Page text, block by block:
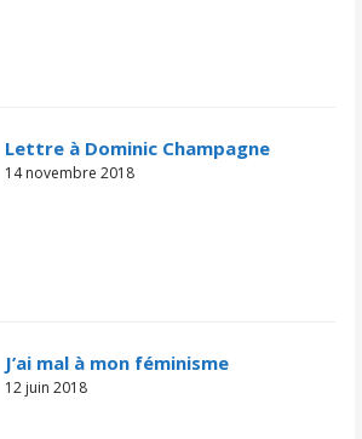
Lettre à Dominic Champagne
14 novembre 2018
J’ai mal à mon féminisme
12 juin 2018